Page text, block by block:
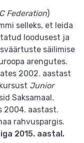
Federation)
selleks, et leida
loodusest ja
säilimise
arengutes.
2002. aastast
Junior
Saksamaal.
2004. aastast.
rahvuspargis.
2015. aastal.